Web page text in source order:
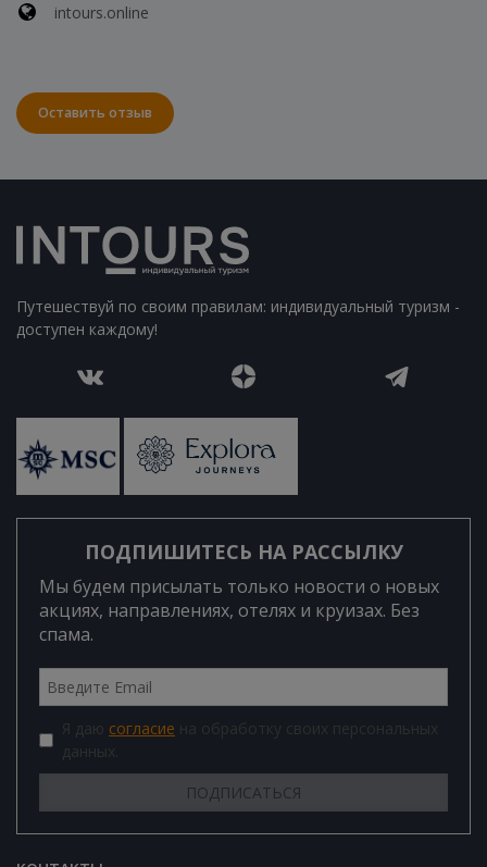
intours.online
Оставить отзыв
Путешествуй по своим правилам: индивидуальный туризм -
доступен каждому!
ПОДПИШИТЕСЬ НА РАССЫЛКУ
Мы будем присылать только новости о новых
акциях, направлениях, отелях и круизах. Без
спама.
Я даю согласие на обработку своих персональных
данных.